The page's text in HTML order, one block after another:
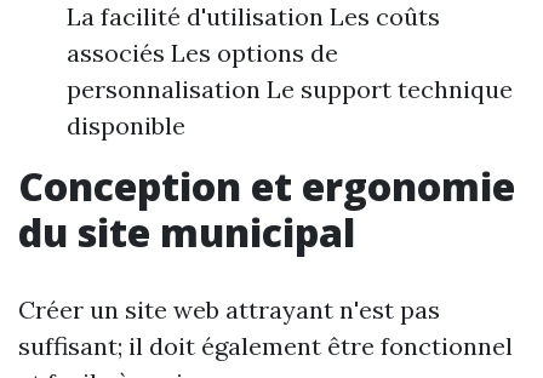
La facilité d'utilisation Les coûts
associés Les options de
personnalisation Le support technique
disponible
Conception et ergonomie
du site municipal
Créer un site web attrayant n'est pas
suffisant; il doit également être fonctionnel